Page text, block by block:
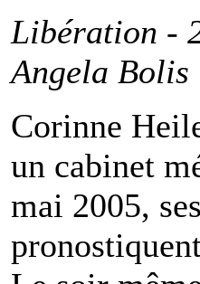
Libération -
Angela Bolis
Corinne
un cabinet
mai 2005,